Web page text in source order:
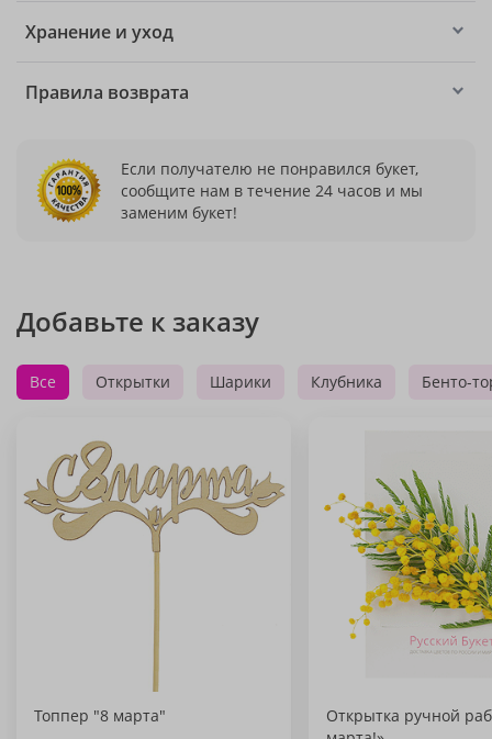
Хранение и уход
Правила возврата
Если получателю не понравился букет,
сообщите нам в течение 24 часов и мы
заменим букет!
Добавьте к заказу
Все Открытки Шарики Клубника Бенто-
Топпер "8 марта"
Открытка ручной